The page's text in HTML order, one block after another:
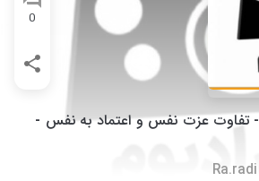
0
رادیوم 20 دی 1404 - تفاوت عزت نفس و اعتماد به نفس -